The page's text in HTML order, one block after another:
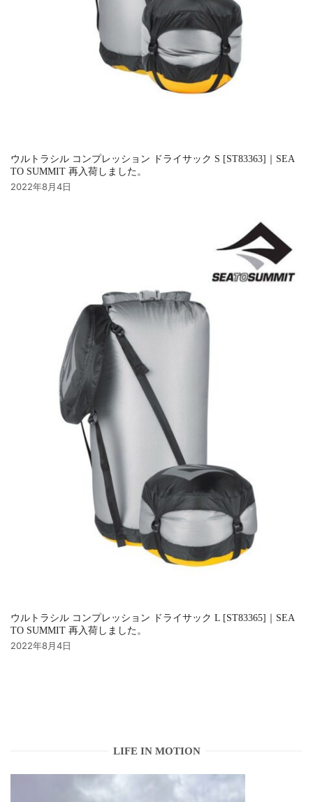
ウルトラシル コンプレッション ドライサック S [ST83363]｜SEA
TO SUMMIT 再入荷しました。
2022年8月4日
ウルトラシル コンプレッション ドライサック L [ST83365]｜SEA
TO SUMMIT 再入荷しました。
2022年8月4日
LIFE IN MOTION